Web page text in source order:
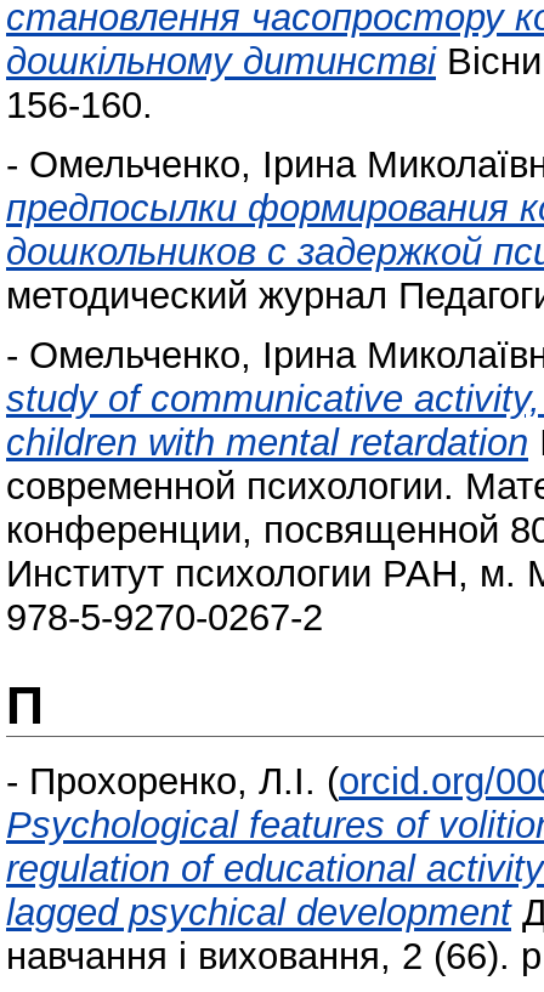
становлення часопростору
дошкільному дитинстві
156-160.
- Омельченко, Ірина
предпосылки формирования
дошкольников с задержкой
методический журнал
- Омельченко, Ірина
study of communicative
children with mental retardation
современной психологии.
конференции, посвященной
Институт психологии РАН, м.
978-5-9270-0267-2
П
- Прохоренко, Л.І. (orcid.org/
Psychological features of
regulation of educational
lagged psychical development
навчання і виховання, 2 (66).